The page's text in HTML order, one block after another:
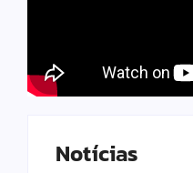
Notícias